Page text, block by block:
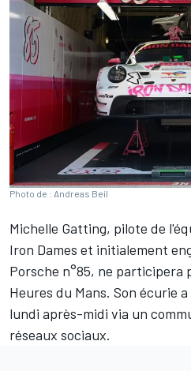
Photo de : Andreas Beil
Michelle Gatting, pilote de
Iron Dames et initialement
Porsche n°85, ne participera
Heures du Mans. Son écurie
lundi après-midi via un
réseaux sociaux.